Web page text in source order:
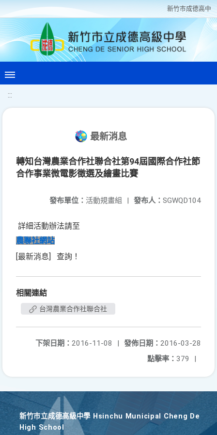
新竹巿成德高中
:::
最新消息
轉知台灣農業合作社聯合社第94屆國際合作社節
合作事業微電影徵選及繪畫比賽
發布人： SGWQD104
發布單位： 活動規畫組 |
詳細活動辦法請至
農聯社網站
[最新消息] 查詢！
相關連結
台灣農業合作社聯合社
發佈日期： 2016-03-28
下架日期： 2016-11-08
|
點擊率： 379 |
新竹巿立成德高級中學 Hsinchu Municipal Cheng De
High School